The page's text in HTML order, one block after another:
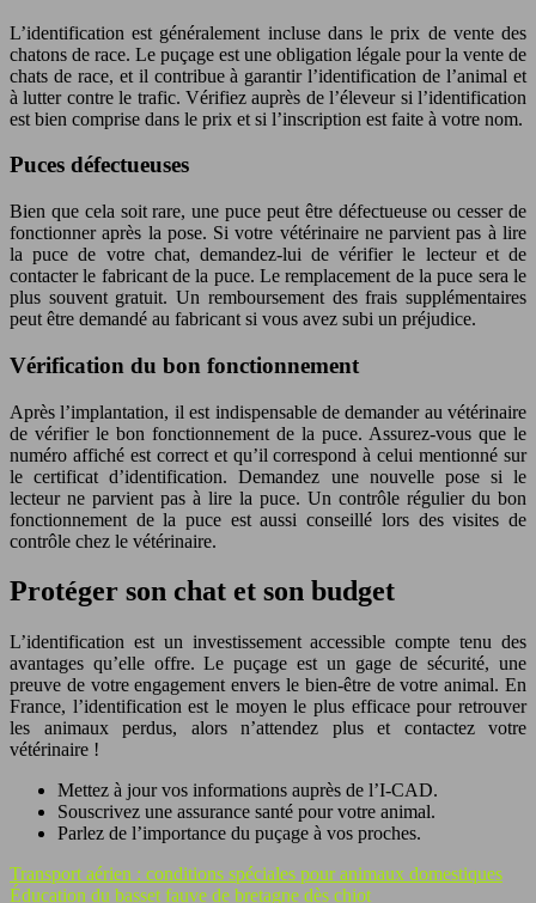
L’identification est généralement incluse dans le prix de vente des
chatons de race. Le puçage est une obligation légale pour la vente de
chats de race, et il contribue à garantir l’identification de l’animal et
à lutter contre le trafic. Vérifiez auprès de l’éleveur si l’identification
est bien comprise dans le prix et si l’inscription est faite à votre nom.
Puces défectueuses
Bien que cela soit rare, une puce peut être défectueuse ou cesser de
fonctionner après la pose. Si votre vétérinaire ne parvient pas à lire
la puce de votre chat, demandez-lui de vérifier le lecteur et de
contacter le fabricant de la puce. Le remplacement de la puce sera le
plus souvent gratuit. Un remboursement des frais supplémentaires
peut être demandé au fabricant si vous avez subi un préjudice.
Vérification du bon fonctionnement
Après l’implantation, il est indispensable de demander au vétérinaire
de vérifier le bon fonctionnement de la puce. Assurez-vous que le
numéro affiché est correct et qu’il correspond à celui mentionné sur
le certificat d’identification. Demandez une nouvelle pose si le
lecteur ne parvient pas à lire la puce. Un contrôle régulier du bon
fonctionnement de la puce est aussi conseillé lors des visites de
contrôle chez le vétérinaire.
Protéger son chat et son budget
L’identification est un investissement accessible compte tenu des
avantages qu’elle offre. Le puçage est un gage de sécurité, une
preuve de votre engagement envers le bien-être de votre animal. En
France, l’identification est le moyen le plus efficace pour retrouver
les animaux perdus, alors n’attendez plus et contactez votre
vétérinaire !
Mettez à jour vos informations auprès de l’I-CAD.
Souscrivez une assurance santé pour votre animal.
Parlez de l’importance du puçage à vos proches.
Transport aérien : conditions spéciales pour animaux domestiques
Éducation du basset fauve de bretagne dès chiot